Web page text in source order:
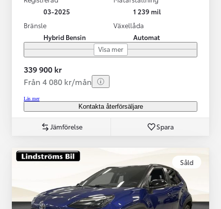
03-2025
1 239 mil
Bränsle
Hybrid Bensin
Växellåda
Automat
Visa mer
339 900 kr
Från 4 080 kr/mån
Läs mer
Kontakta återförsäljare
Jämförelse Spara
Såld